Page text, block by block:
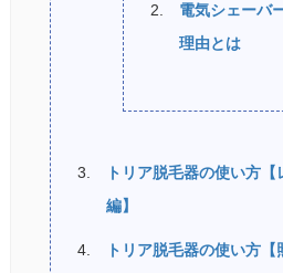
電気シェーバ
理由とは
トリア脱毛器の使い方
編】
トリア脱毛器の使い方【